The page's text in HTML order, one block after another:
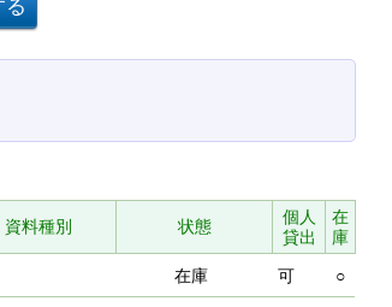
資料種別 状態
個人
貸出
在
庫
在庫 可 ○